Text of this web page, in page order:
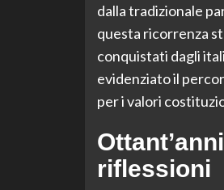
dalla tradizionale
questa ricorrenza
conquistati dagli
evidenziato il
per i valori
riflessioni